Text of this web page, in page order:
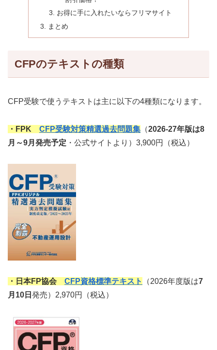
お得に手に入れたいならフリマサイト
まとめ
CFPのテキストの種類
CFP受験で使うテキストは主に以下の4種類になります。
・FPK CFP受験対策精選過去問題集 （2026-27年版は8
月～9月発売予定 ・公式サイトより）3,900円（税込）
・日本FP協会 CFP資格標準テキスト （2026年度版は7
月10日 発売）2,970円（税込）